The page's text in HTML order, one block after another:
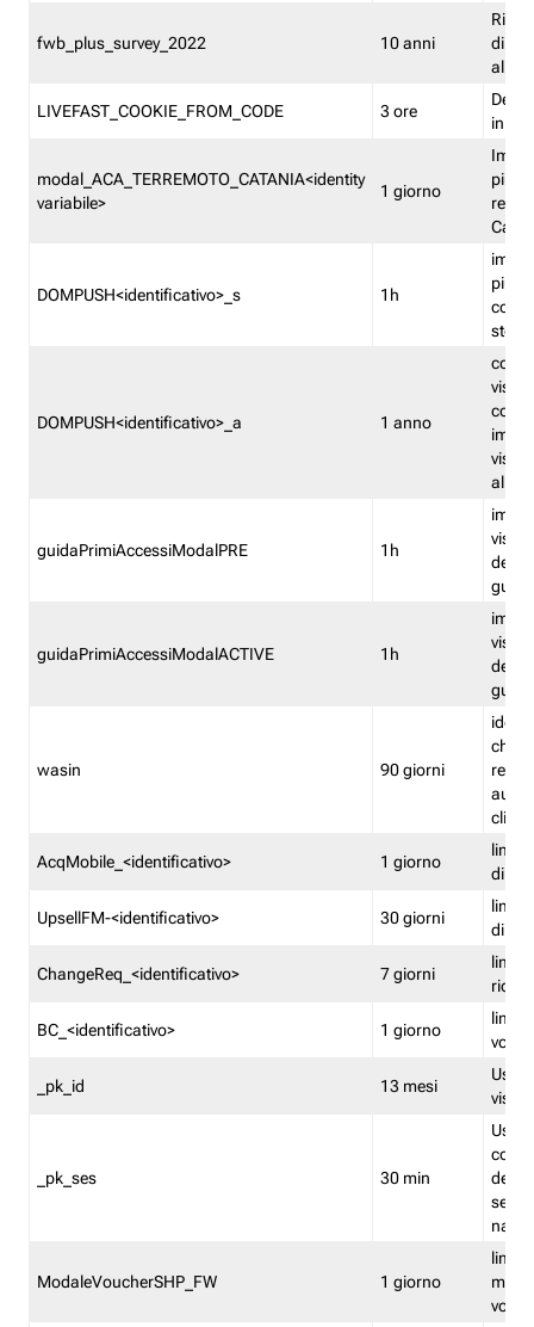
fwb_plus_survey_2022 10 anni
di
LIVEFAST_COOKIE_FROM_CODE 3 ore
in
modal_ACA_TERREMOTO_CATANIA<identity
variabile>
1 giorno
più
DOMPUSH<identificativo>_s 1h
più
DOMPUSH<identificativo>_a 1 anno
guidaPrimiAccessiModalPRE 1h
della
guidaPrimiAccessiModalACTIVE 1h
della
wasin 90 giorni
che
rete
clienti
AcqMobile_<identificativo> 1 giorno
limita
di
UpsellFM-<identificativo> 30 giorni
limita
di
ChangeReq_<identificativo> 7 giorni
limita
BC_<identificativo> 1 giorno
limita
_pk_id 13 mesi
_pk_ses 30 min
ModaleVoucherSHP_FW 1 giorno